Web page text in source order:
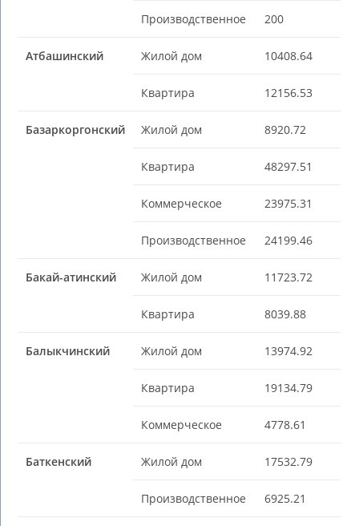
Производственное 200
Атбашинский Жилой дом 10408.64
Квартира 12156.53
Базаркоргонский Жилой дом 8920.72
Квартира 48297.51
Коммерческое 23975.31
Производственное 24199.46
Бакай-aтинский Жилой дом 11723.72
Квартира 8039.88
Балыкчинский Жилой дом 13974.92
Квартира 19134.79
Коммерческое 4778.61
Баткенский Жилой дом 17532.79
Производственное 6925.21